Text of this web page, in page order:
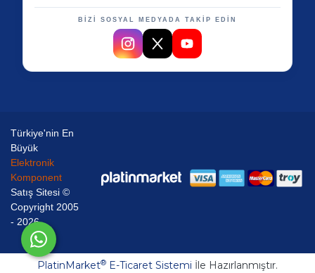
BİZİ SOSYAL MEDYADA TAKİP EDİN
Türkiye'nin En
Büyük
Elektronik
Komponent
Satış Sitesi ©
Copyright 2005
- 2026
PlatinMarket® E-Ticaret Sistemi İle Hazırlanmıştır.